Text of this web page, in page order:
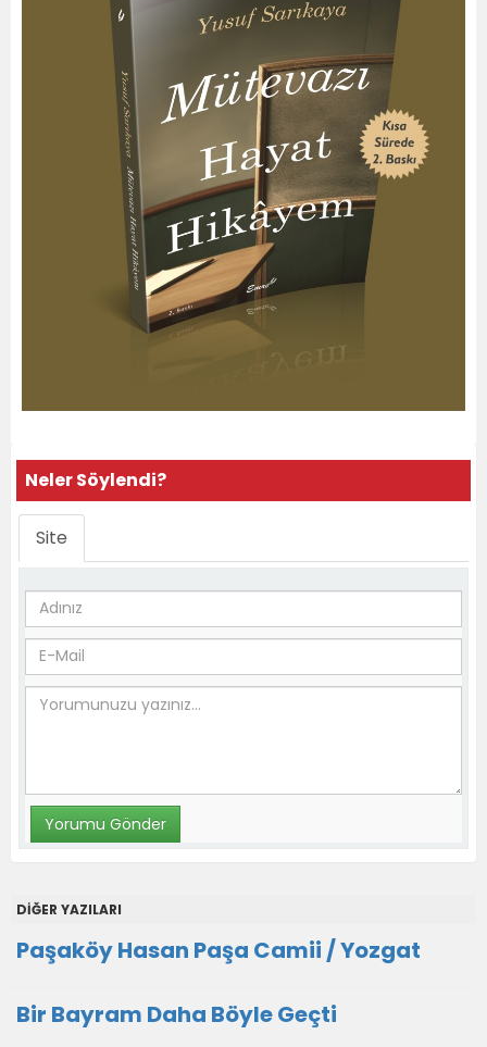
Neler Söylendi?
Site
DİĞER YAZILARI
Paşaköy Hasan Paşa Camii / Yozgat
Bir Bayram Daha Böyle Geçti